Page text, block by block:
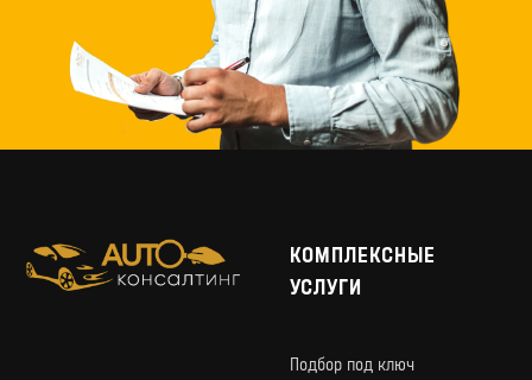
Обсуждаем особенности
заявку и подписываем договор,
КОМПЛЕКСНЫЕ
УСЛУГИ
Подбор под ключ